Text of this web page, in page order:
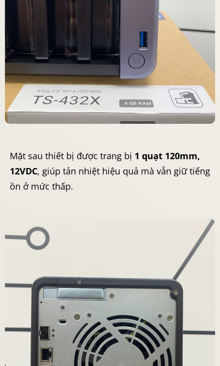
Mặt sau thiết bị được trang bị 1 quạt 120mm,
12VDC, giúp tản nhiệt hiệu quả mà vẫn giữ tiếng
ồn ở mức thấp.